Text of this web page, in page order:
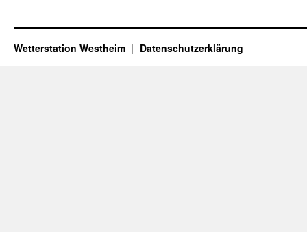
Wetterstation Westheim Datenschutzerklärung